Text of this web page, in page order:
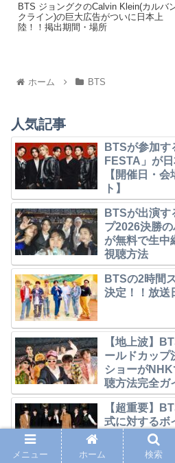
BTS ジョングクのCalvin Klein(カルバ
クライン)の巨大広告がついに日本上
陸！！掲出期間・場所
ホーム BTS
人気記事
BTSが参加す
FESTA」が
【開催日・
ト】
BTSが出演す
プ2026決勝
が無料で生中
視聴方法
BTSの2時間
決定！！放送
【地上波】
ールドカップ
ショーが
聴方法完全ガ
【超重要】
式に対するボ
メニュー ホーム 検索